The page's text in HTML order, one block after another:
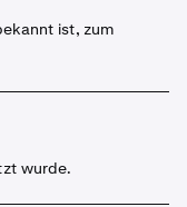
ist, zum
wurde.